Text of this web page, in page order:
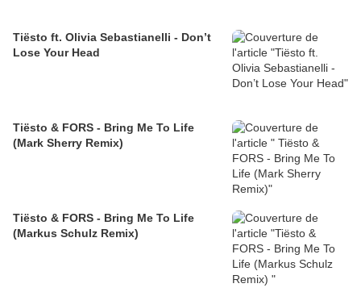
Tiësto ft. Olivia Sebastianelli - Don’t
Lose Your Head
Tiësto & FORS - Bring Me To Life
(Mark Sherry Remix)
Tiësto & FORS - Bring Me To Life
(Markus Schulz Remix)